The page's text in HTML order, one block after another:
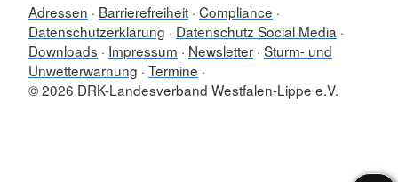
Adressen Barrierefreiheit Compliance
Datenschutzerklärung
Datenschutz Social Media
Downloads
Impressum Newsletter Sturm- und
Unwetterwarnung Termine
© 2026 DRK-Landesverband Westfalen-Lippe e.V.